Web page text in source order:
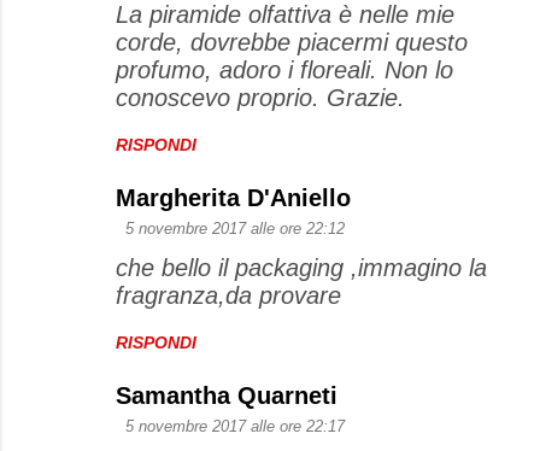
La piramide olfattiva è nelle mie
corde, dovrebbe piacermi questo
profumo, adoro i floreali. Non lo
conoscevo proprio. Grazie.
RISPONDI
Margherita D'Aniello
5 novembre 2017 alle ore 22:12
che bello il packaging ,immagino la
fragranza,da provare
RISPONDI
Samantha Quarneti
5 novembre 2017 alle ore 22:17